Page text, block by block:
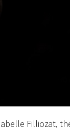
Filliozat,